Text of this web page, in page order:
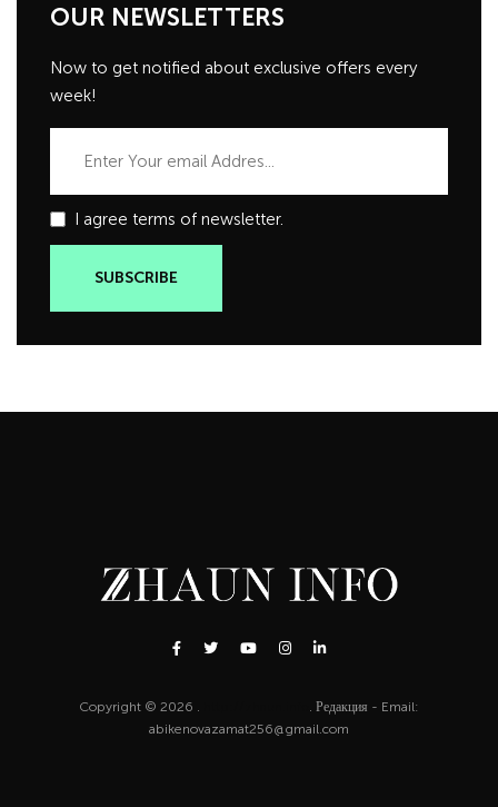
OUR NEWSLETTERS
Now to get notified about exclusive offers every
week!
I agree terms of newsletter.
Copyright © 2026 .
. Редакция - Email:
abikenovazamat256@gmail.com